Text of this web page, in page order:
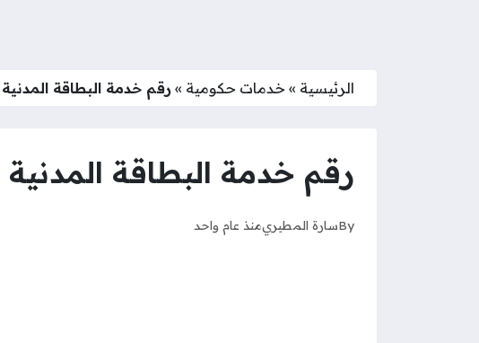
الرئيسية » خدمات حكومية »رقم خدمة البطاقة
رقم خدمة البطاقة المدنية
Byسارة المطيريمنذ عام واحد